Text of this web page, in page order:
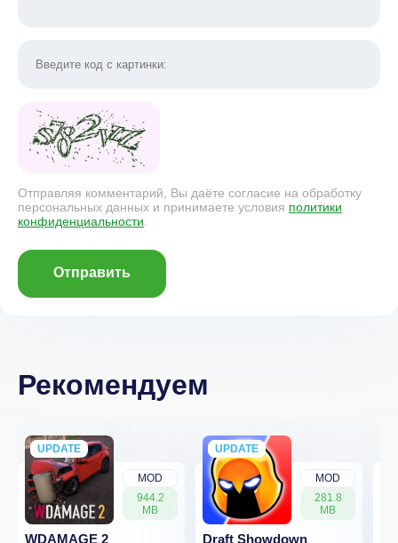
Отправляя комментарий, Вы даёте согласие на обработку
персональных данных и принимаете условия политики
конфиденциальности.
Отправить
Рекомендуем
MOD
944.2
MB
UPDATE
NEW
WDAMAGE 2
MOD
281.8
MB
UPDATE
NEW
Draft Showdown